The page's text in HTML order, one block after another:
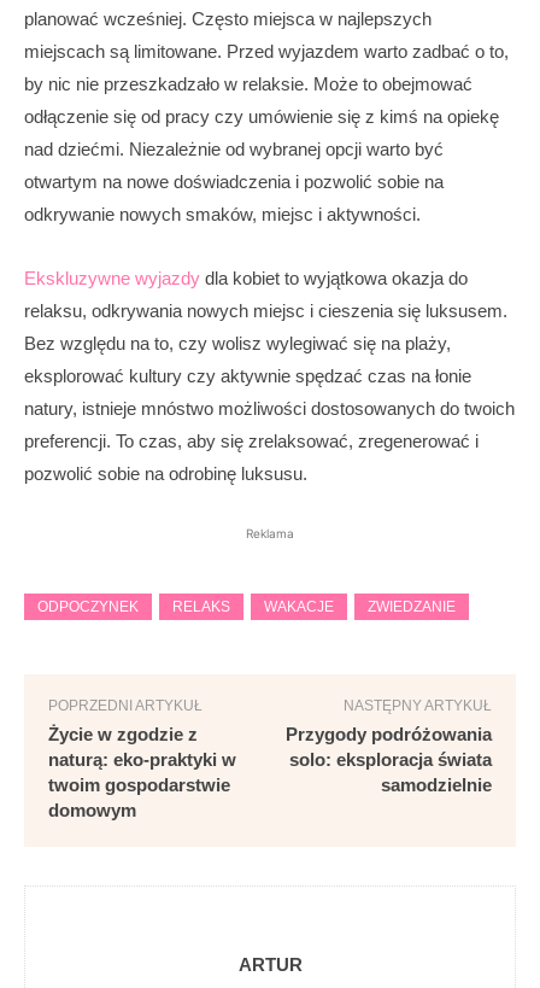
planować wcześniej. Często miejsca w najlepszych
miejscach są limitowane. Przed wyjazdem warto zadbać o to,
by nic nie przeszkadzało w relaksie. Może to obejmować
odłączenie się od pracy czy umówienie się z kimś na opiekę
nad dziećmi. Niezależnie od wybranej opcji warto być
otwartym na nowe doświadczenia i pozwolić sobie na
odkrywanie nowych smaków, miejsc i aktywności.
Ekskluzywne wyjazdy dla kobiet to wyjątkowa okazja do
relaksu, odkrywania nowych miejsc i cieszenia się luksusem.
Bez względu na to, czy wolisz wylegiwać się na plaży,
eksplorować kultury czy aktywnie spędzać czas na łonie
natury, istnieje mnóstwo możliwości dostosowanych do twoich
preferencji. To czas, aby się zrelaksować, zregenerować i
pozwolić sobie na odrobinę luksusu.
Reklama
ODPOCZYNEK RELAKS WAKACJE ZWIEDZANIE
POPRZEDNI ARTYKUŁ
Życie w zgodzie z
naturą: eko-praktyki w
twoim gospodarstwie
domowym
NASTĘPNY ARTYKUŁ
Przygody podróżowania
solo: eksploracja świata
samodzielnie
ARTUR